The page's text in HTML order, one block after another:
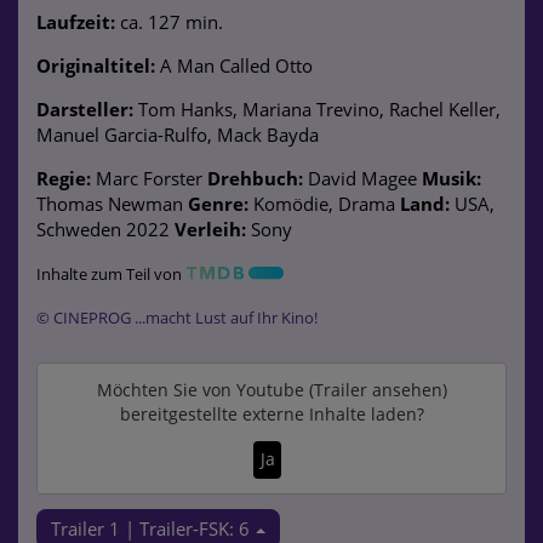
Laufzeit: ca. 127 min.
Originaltitel: A Man Called Otto
Darsteller: Tom Hanks, Mariana Trevino, Rachel Keller,
Manuel Garcia-Rulfo, Mack Bayda
Regie: Marc Forster Drehbuch: David Magee Musik:
Thomas Newman Genre: Komödie, Drama Land: USA,
Schweden 2022 Verleih: Sony
Inhalte zum Teil von
© CINEPROG ...macht Lust auf Ihr Kino!
Möchten Sie von Youtube (Trailer ansehen)
bereitgestellte externe Inhalte laden?
Ja
Trailer 1 | Trailer-FSK: 6